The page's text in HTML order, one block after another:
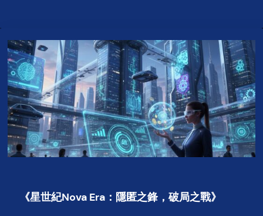
《星世紀Nova Era：隱匿之鋒，破局之戰》